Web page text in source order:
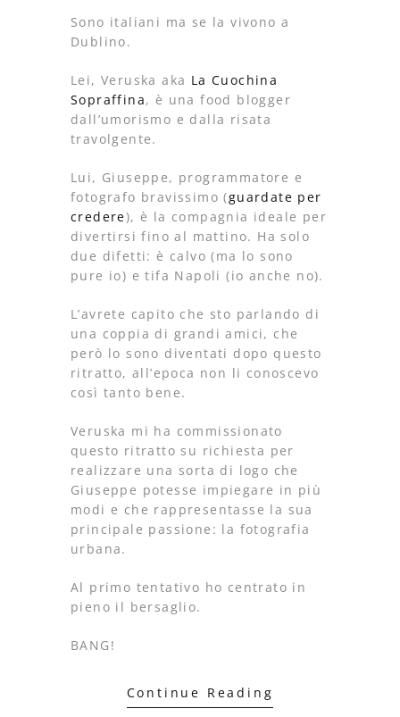
Sono italiani ma se la vivono a
Dublino.
Lei, Veruska aka La Cuochina
Sopraffina, è una food blogger
dall’umorismo e dalla risata
travolgente.
Lui, Giuseppe, programmatore e
fotografo bravissimo (guardate per
credere), è la compagnia ideale per
divertirsi fino al mattino. Ha solo
due difetti: è calvo (ma lo sono
pure io) e tifa Napoli (io anche no).
L’avrete capito che sto parlando di
una coppia di grandi amici, che
però lo sono diventati dopo questo
ritratto, all’epoca non li conoscevo
così tanto bene.
Veruska mi ha commissionato
questo ritratto su richiesta per
realizzare una sorta di logo che
Giuseppe potesse impiegare in più
modi e che rappresentasse la sua
principale passione: la fotografia
urbana.
Al primo tentativo ho centrato in
pieno il bersaglio.
BANG!
Continue Reading